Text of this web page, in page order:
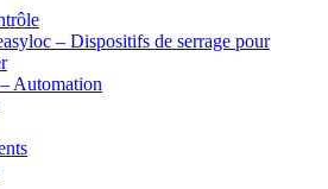
– Dispositifs de serrage pour
Automation